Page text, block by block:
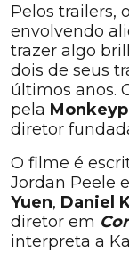
Pelos trailers,
envolvendo
trazer algo
dois de seus
últimos anos.
pela
diretor
O filme é
Jordan Peele
Yuen, Daniel
diretor em
interpreta a